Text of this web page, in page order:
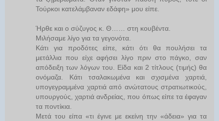
Τούρκοι κατελάμβαναν εδάφη» μου είπε.
Ήρθε και ο σύζυγος κ. Θ…… στη κουβέντα.
Μιλήσαμε λίγο για τα γεγονότα.
Κάτι για προδότες είπε, κάτι ότι θα πουλήσει τα
μετάλλια που είχε αφήσει λίγο πριν στο πάγκο, σαν
απόδειξη των λόγων του. Είδα και 2 τίτλους (τιμής) θα
ονόμαζα. Κάτι τσαλακωμένα και σχισμένα χαρτιά,
υπογεγραμμένα χαρτιά από ανώτατους στρατιωτικούς,
υπουργούς, χαρτιά ανδρείας, που όπως είπε τα έφαγαν
τα ποντίκια.
Μετά του είπα «τι έγινε με εκείνη την «άδεια» για τα